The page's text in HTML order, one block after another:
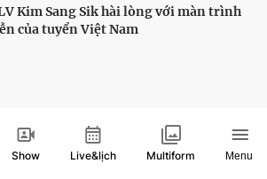
Kim Sang Sik hài lòng với màn trình
của tuyển Việt Nam
môn Vozinha mở chương mới trong
nghiệp tại Chile
Show Live&lịch Multiform Menu